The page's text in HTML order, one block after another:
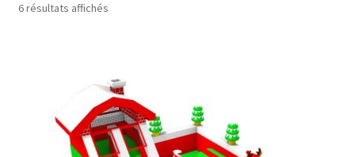
6 résultats affichés